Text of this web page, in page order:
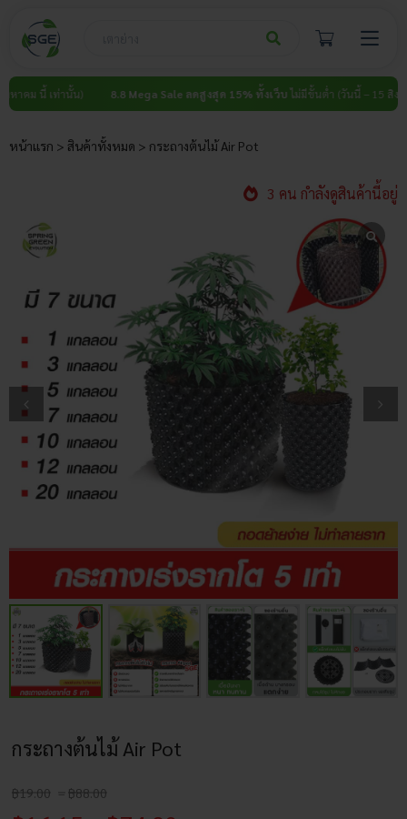
content
เท่านั้น) 8.8 Mega Sale ลดสูงสุด 15% ทั้งเว็บไม่มีขั้นต่ำ (วันนี้ – 15 สิงหาคม นี้
หน้าแรก > สินค้าทั้งหมด > กระถางต้นไม้ Air Pot
3 คน กำลังดูสินค้านี้อยู่
กระถางต้นไม้ Air Pot
฿19.00 – ฿88.00